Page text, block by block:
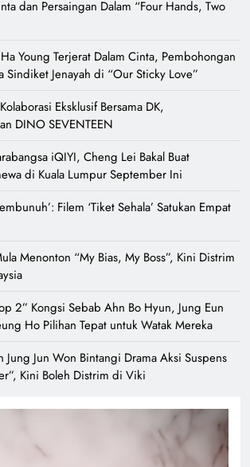
dan Persaingan Dalam “Four Hands, Two
Young Terjerat Dalam Cinta, Pembohongan
Sindiket Jenayah di “Our Sticky Love”
Eksklusif Bersama DK,
DINO SEVENTEEN
iQIYI, Cheng Lei Bakal Buat
di Kuala Lumpur September Ini
Filem ‘Tiket Sehala’ Satukan Empat
Menonton “My Bias, My Boss”, Kini Distrim
2” Kongsi Sebab Ahn Bo Hyun, Jung Eun
Ho Pilihan Tepat untuk Watak Mereka
Jung Jun Won Bintangi Drama Aksi Suspens
Kini Boleh Distrim di Viki